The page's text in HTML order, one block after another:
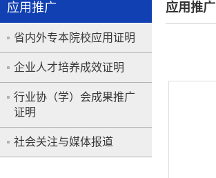
应用推广
省内外专本院校应用证明
企业人才培养成效证明
行业协（学）会成果推广
证明
社会关注与媒体报道
应用推广